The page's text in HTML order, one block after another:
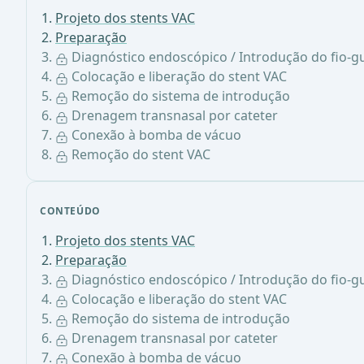
CONTEÚDO
Projeto dos stents VAC
Preparação
Diagnóstico endoscópico / Introdução do fio-
Colocação e liberação do stent VAC
Remoção do sistema de introdução
Drenagem transnasal por cateter
Conexão à bomba de vácuo
Projeto dos stents VAC
Preparação
Diagnóstico endoscópico / Introdução do fio-
Colocação e liberação do stent VAC
Remoção do sistema de introdução
Drenagem transnasal por cateter
Conexão à bomba de vácuo
Remoção do stent VAC